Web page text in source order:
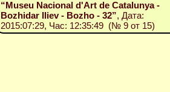
“Museu Nacional d'Art de Catalunya -
Bozhidar Iliev - Bozho - 32”, Дата:
2015:07:29, Час: 12:35:49 (№ 9 от 15)